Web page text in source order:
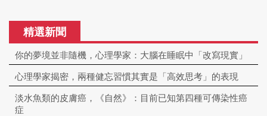
精選新聞
你的夢境並非隨機，心理學家：大腦在睡眠中「改寫現實」
心理學家揭密，兩種健忘習慣其實是「高效思考」的表現
淡水魚類的皮膚癌，《自然》：目前已知第四種可傳染性癌
症